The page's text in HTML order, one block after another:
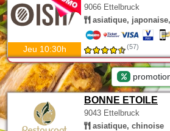
9066 Ettelbruck
asiatique,
Jeu 10:30h (57)
BONNE ETOILE
9043 Ettelbruck
asiatique, chinoise